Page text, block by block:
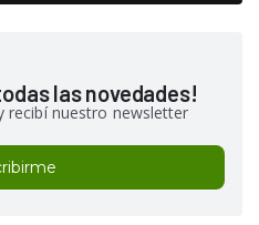
las novedades!
recibí nuestro newsletter